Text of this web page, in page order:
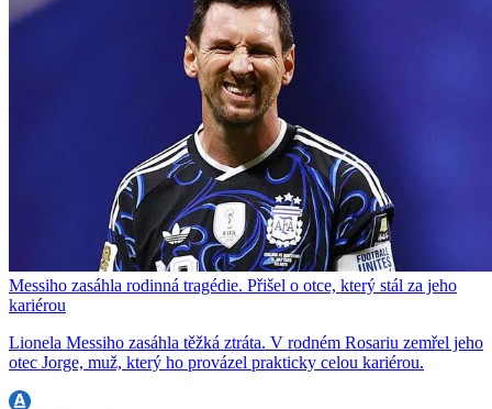
Messiho zasáhla rodinná tragédie. Přišel o otce, který stál za jeho
kariérou
Lionela Messiho zasáhla těžká ztráta. V rodném Rosariu zemřel jeho
otec Jorge, muž, který ho provázel prakticky celou kariérou.